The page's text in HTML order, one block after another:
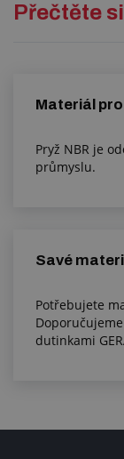
Přečtěte si
Materiál
Pryž NBR je
průmyslu.
Savé
Potřebujete
dutinkami